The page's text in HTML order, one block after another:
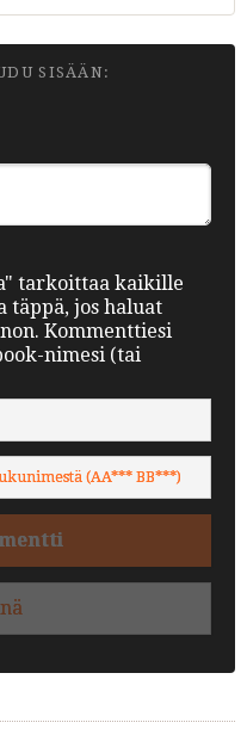
SISÄÄN:
tarkoittaa kaikille
täppä, jos haluat
Kommenttiesi
nimesi (tai
(AA*** BB***)